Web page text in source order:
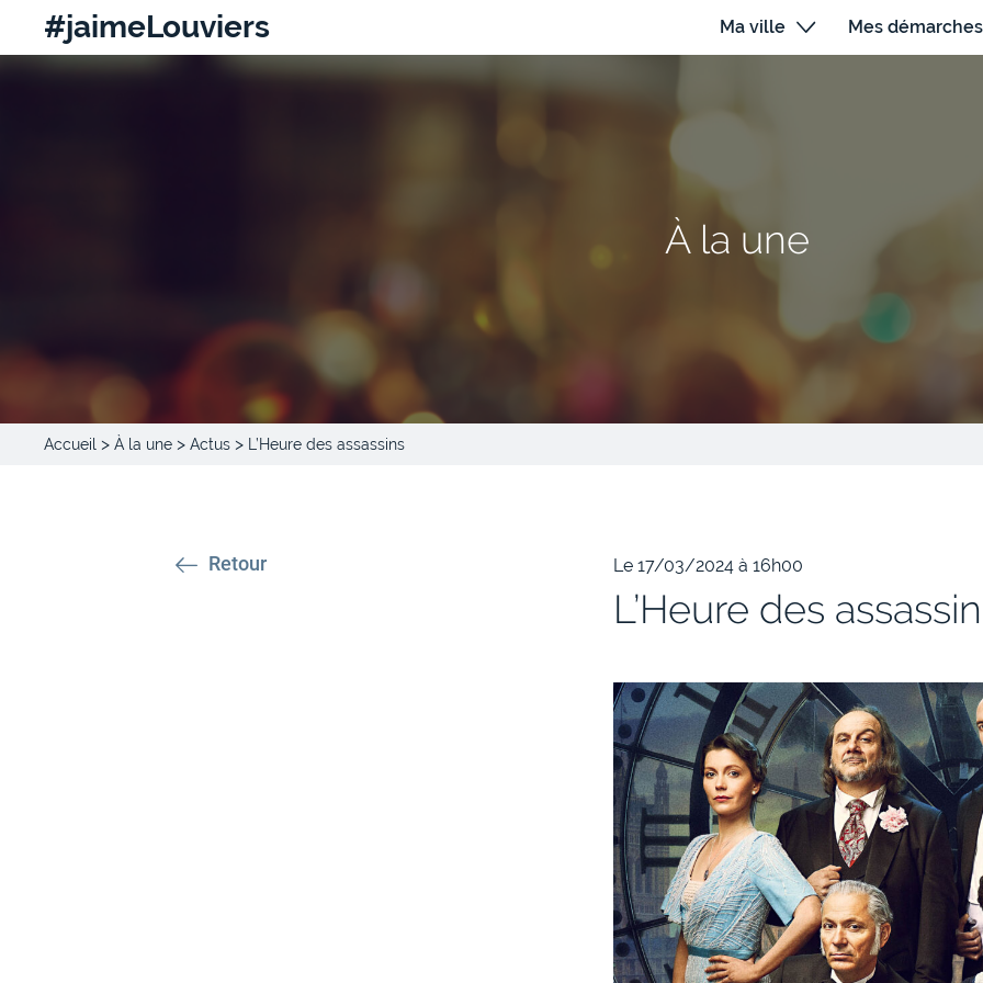
#jaimeLouviers Ma ville Mes démarches
À la une
Accueil > À la une > Actus > L’Heure des assassins
Retour Le 17/03/2024 à 16h00
L’Heure des